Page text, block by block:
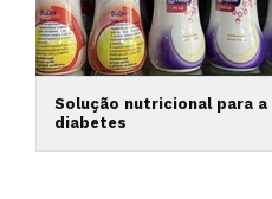
Solução nutricional para
diabetes